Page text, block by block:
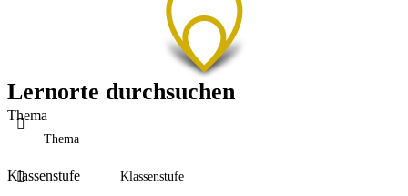
Lernorte durchsuchen
Thema
Klassenstufe